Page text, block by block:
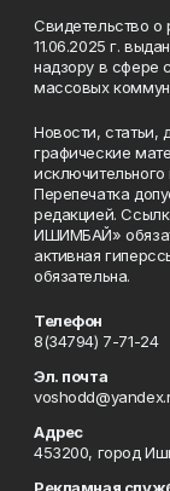
Свидетельство
11.06.2025 г.
надзору в сфере
массовых
Новости, статьи,
графические
Перепечатка
редакцией.
ИШИМБАЙ»
активная
обязательна.
Телефон
8(34794) 7-71-24
Эл. почта
Адрес
453200, город